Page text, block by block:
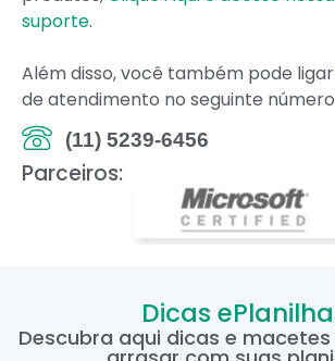
suporte.
Além disso, você também pode
de atendimento no seguinte
(11) 5239-6456
Parceiros:
Dicas
Descubra aqui dicas e